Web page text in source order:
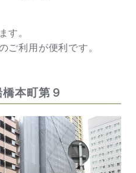
す。
ご利用が便利です。
本町第９